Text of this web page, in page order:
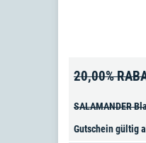
20,00%
SALAMANDER
Gutschein gültig